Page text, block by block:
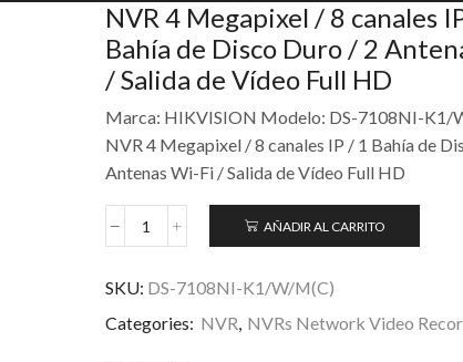
NVR 4 Megapixel / 8 canales
Bahía de Disco Duro / 2
/ Salida de Vídeo Full HD
Marca: HIKVISION Modelo: DS-7108NI-K1/
NVR 4 Megapixel / 8 canales IP / 1 Bahía de
Antenas Wi-Fi / Salida de Vídeo Full HD
AÑADIR AL CARRITO
SKU: DS-7108NI-K1/W/M(C)
Categories: NVR, NVRs Network Video